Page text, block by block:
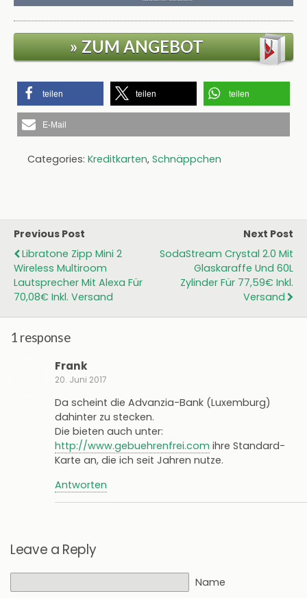
» ZUM ANGEBOT
teilen teilen teilen
E-Mail
Categories: Kreditkarten, Schnäppchen
Previous Post
Libratone Zipp Mini 2
Wireless Multiroom
Lautsprecher Mit Alexa Für
70,08€ Inkl. Versand
Next Post
SodaStream Crystal 2.0 Mit
Glaskaraffe Und 60L
Zylinder Für 77,59€ Inkl.
Versand
1 response
Frank
20. Juni 2017
Da scheint die Advanzia-Bank (Luxemburg)
dahinter zu stecken.
Die bieten auch unter:
http://www.gebuehrenfrei.com ihre Standard-
Karte an, die ich seit Jahren nutze.
Antworten
Leave a Reply
Name